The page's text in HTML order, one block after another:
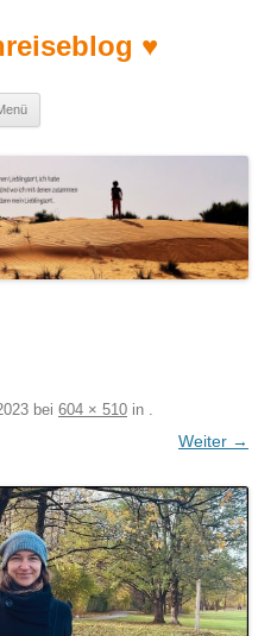
♥
bei 604 × 510 in .
Weiter →